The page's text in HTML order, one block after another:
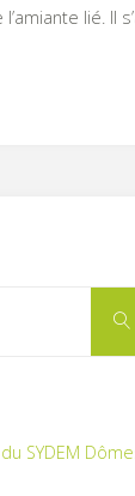
lié. Il
SYDEM